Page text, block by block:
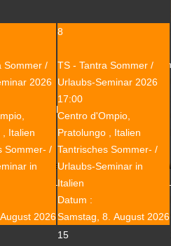
Sommer /
2026
, Italien
Sommer- /
in
2026
8
TS - Tantra Sommer /
Urlaubs-Seminar 2026
17:00
Centro d'Ompio,
Pratolungo , Italien
Tantrisches Sommer- /
Urlaubs-Seminar in
Italien
Datum :
Samstag, 8. August 2026
15
Trance-Reisen,
Sein gehen möchtest ...
Seminarpauschale, Kurtaxe (s.